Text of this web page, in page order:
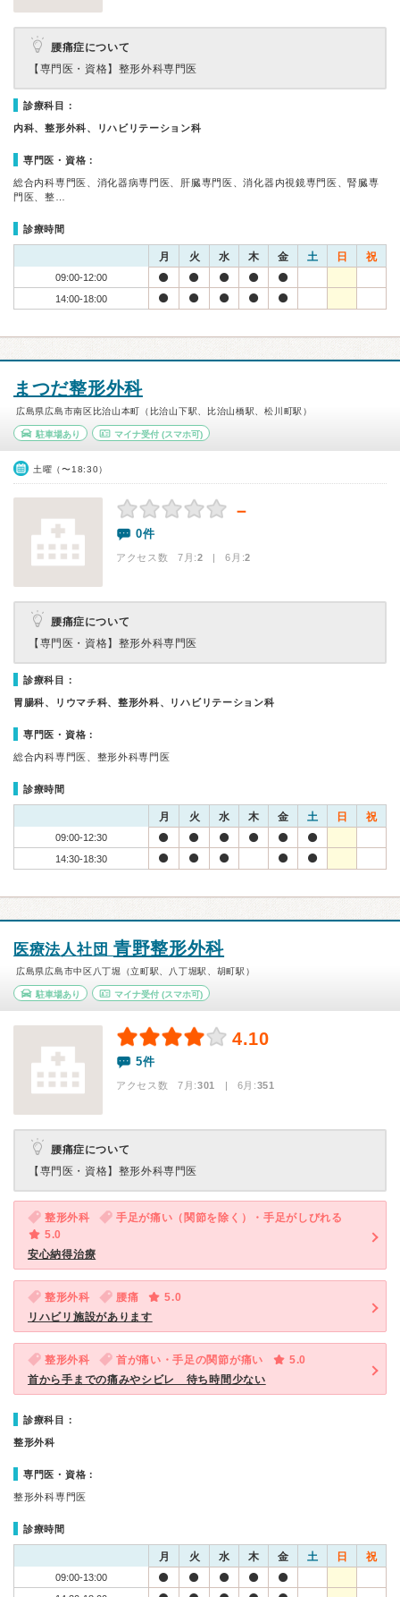
腰痛症について
【専門医・資格】 整形外科専門医
診療科目：
内科、整形外科、リハビリテーション科
専門医・資格：
総合内科専門医、消化器病専門医、肝臓専門医、消化器内視鏡専門医、腎臓専
門医、整…
診療時間
月 火 水 木 金 土 日 祝
09:00-12:00
14:00-18:00
まつだ整形外科
広島県広島市南区比治山本町（比治山下駅、比治山橋駅、松川町駅）
駐車場あり マイナ受付(スマホ可)
土曜（〜18:30）
－
0件
アクセス数 7月:2 | 6月:2
腰痛症について
【専門医・資格】 整形外科専門医
診療科目：
胃腸科、リウマチ科、整形外科、リハビリテーション科
専門医・資格：
総合内科専門医、整形外科専門医
診療時間
月 火 水 木 金 土 日 祝
09:00-12:30
14:30-18:30
医療法人社団 青野整形外科
広島県広島市中区八丁堀（立町駅、八丁堀駅、胡町駅）
駐車場あり マイナ受付(スマホ可)
4.10
5件
アクセス数 7月:301 | 6月:351
腰痛症について
【専門医・資格】 整形外科専門医
整形外科
手足が痛い（関節を除く）・手足がしびれる
5.0
安心納得治療
整形外科 腰痛
5.0
リハビリ施設があります
整形外科 首が痛い・手足の関節が痛い
5.0
首から手までの痛みやシビレ 待ち時間少ない
診療科目：
整形外科
専門医・資格：
整形外科専門医
診療時間
月 火 水 木 金 土 日 祝
09:00-13:00